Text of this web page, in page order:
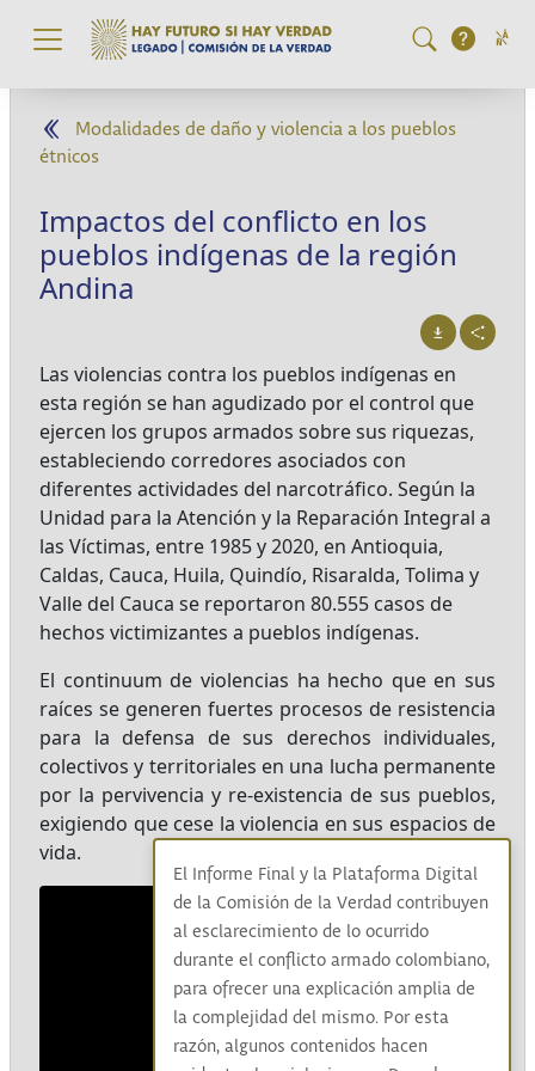
Pasar al contenido principal
Modalidades de daño y violencia a los pueblos
étnicos
Impactos del conflicto en los
pueblos indígenas de la región
Andina
Las violencias contra los pueblos indígenas en
esta región se han agudizado por el control que
ejercen los grupos armados sobre sus riquezas,
estableciendo corredores asociados con
diferentes actividades del narcotráfico. Según la
Unidad para la Atención y la Reparación Integral a
las Víctimas, entre 1985 y 2020, en Antioquia,
Caldas, Cauca, Huila, Quindío, Risaralda, Tolima y
Valle del Cauca se reportaron 80.555 casos de
hechos victimizantes a pueblos indígenas.
El continuum de violencias ha hecho que en sus
raíces se generen fuertes procesos de resistencia
para la defensa de sus derechos individuales,
colectivos y territoriales en una lucha permanente
por la pervivencia y re-existencia de sus pueblos,
exigiendo que cese la violencia en sus espacios de
vida.
El Informe Final y la Plataforma Digital
de la Comisión de la Verdad contribuyen
al esclarecimiento de lo ocurrido
durante el conflicto armado colombiano,
para ofrecer una explicación amplia de
la complejidad del mismo. Por esta
razón, algunos contenidos hacen